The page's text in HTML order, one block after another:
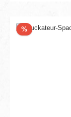
%Rabatt